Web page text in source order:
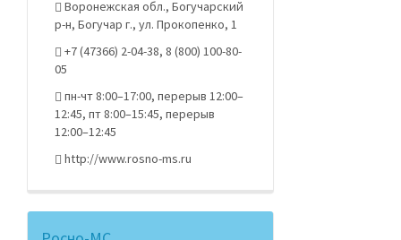
Воронежская обл., Богучарский
р-н, Богучар г., ул. Прокопенко, 1
+7 (47366) 2-04-38, 8 (800) 100-80-
05
пн-чт 8:00–17:00, перерыв 12:00–
12:45, пт 8:00–15:45, перерыв
12:00–12:45
http://www.rosno-ms.ru